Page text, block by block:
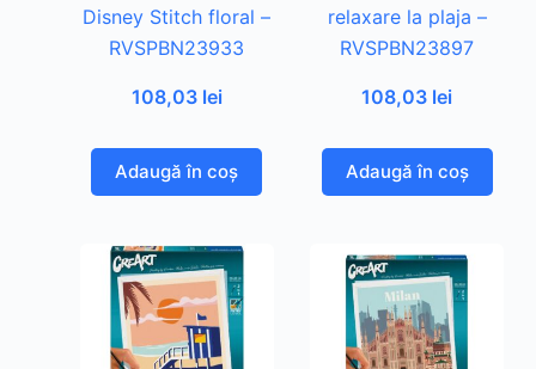
Disney Stitch floral –
RVSPBN23933
108,03 lei
Adaugă în coș
relaxare la plaja –
RVSPBN23897
108,03 lei
Adaugă în coș